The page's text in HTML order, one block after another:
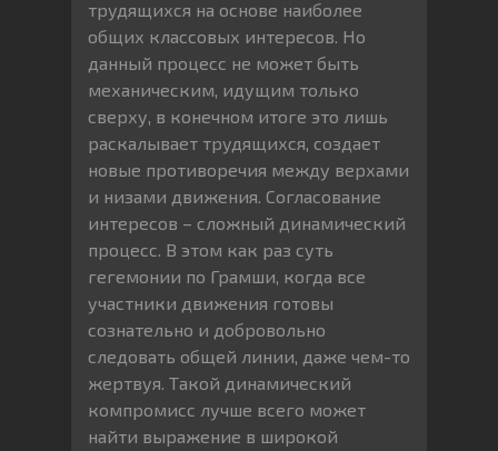
трудящихся на основе наиболее
общих классовых интересов. Но
данный процесс не может быть
механическим, идущим только
сверху, в конечном итоге это лишь
раскалывает трудящихся, создает
новые противоречия между верхами
и низами движения. Согласование
интересов – сложный динамический
процесс. В этом как раз суть
гегемонии по Грамши, когда все
участники движения готовы
сознательно и добровольно
следовать общей линии, даже чем-то
жертвуя. Такой динамический
компромисс лучше всего может
найти выражение в широкой